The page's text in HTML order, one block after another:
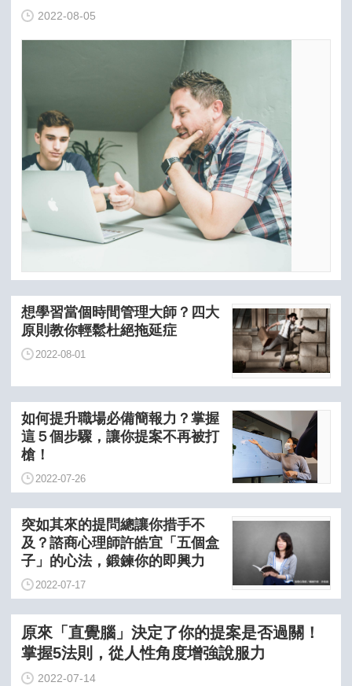
2022-08-05
想學習當個時間管理大師？四大
原則教你輕鬆杜絕拖延症
2022-08-01
如何提升職場必備簡報力？掌握
這５個步驟，讓你提案不再被打
槍！
2022-07-26
突如其來的提問總讓你措手不
及？諮商心理師許皓宜「五個盒
子」的心法，鍛鍊你的即興力
2022-07-17
原來「直覺腦」決定了你的提案是否過關！
掌握5法則，從人性角度增強說服力
2022-07-14